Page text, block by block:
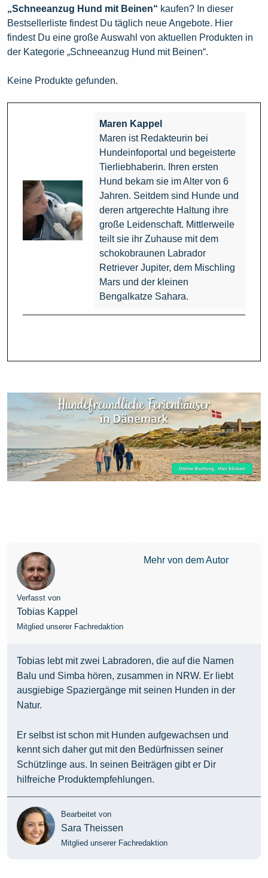
„Schneeanzug Hund mit Beinen“ kaufen? In dieser
Bestsellerliste findest Du täglich neue Angebote. Hier
findest Du eine große Auswahl von aktuellen Produkten in
der Kategorie „Schneeanzug Hund mit Beinen“.
Keine Produkte gefunden.
Maren Kappel
Maren ist Redakteurin bei
Hundeinfoportal und begeisterte
Tierliebhaberin. Ihren ersten
Hund bekam sie im Alter von 6
Jahren. Seitdem sind Hunde und
deren artgerechte Haltung ihre
große Leidenschaft. Mittlerweile
teilt sie ihr Zuhause mit dem
schokobraunen Labrador
Retriever Jupiter, dem Mischling
Mars und der kleinen
Bengalkatze Sahara.
Verfasst von
Tobias Kappel
Mitglied unserer Fachredaktion
Mehr von dem Autor
Tobias lebt mit zwei Labradoren, die auf die Namen
Balu und Simba hören, zusammen in NRW. Er liebt
ausgiebige Spaziergänge mit seinen Hunden in der
Natur.
Er selbst ist schon mit Hunden aufgewachsen und
kennt sich daher gut mit den Bedürfnissen seiner
Schützlinge aus. In seinen Beiträgen gibt er Dir
hilfreiche Produktempfehlungen.
Bearbeitet von
Sara Theissen
Mitglied unserer Fachredaktion